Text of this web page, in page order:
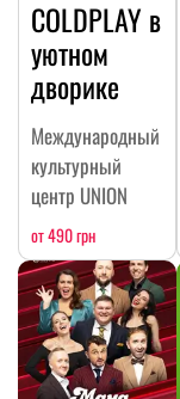
COLDPLAY в
уютном
дворике
Международный
культурный
центр UNION
от 490 грн